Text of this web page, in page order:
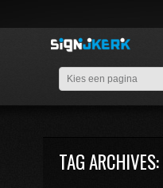
TAG ARCHIVES: